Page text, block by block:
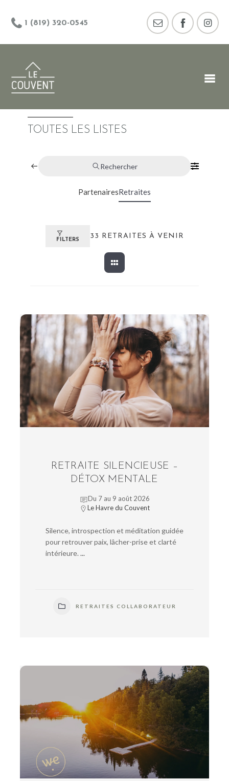
1 (819) 320-0545
TOUTES LES LISTES
Rechercher
PartenairesRetraites
FILTERS 33 RETRAITES À VENIR
RETRAITE SILENCIEUSE –
DÉTOX MENTALE
Du 7 au 9 août 2026
Le Havre du Couvent
Silence, introspection et méditation guidée
pour retrouver paix, lâcher-prise et clarté
intérieure. ...
RETRAITES COLLABORATEUR